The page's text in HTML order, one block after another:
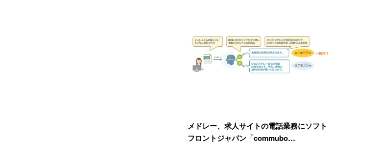
メドレー、求人サイトの電話業務にソフト
フロントジャパン「commubo…